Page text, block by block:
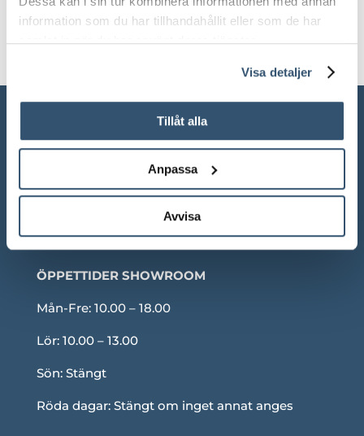
information som du har tillhandahållit eller som de har
samlat in när du har använt deras tjänster.
Visa detaljer
Tillåt alla
Anpassa
Avvisa
ÖPPETTIDER SHOWROOM
Mån-Fre: 10.00 – 18.00
Lör: 10.00 – 13.00
Sön: Stängt
Röda dagar: Stängt om inget annat anges